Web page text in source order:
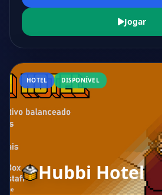
Jogar
HOTEL DISPONÍVEL
Hubbi Hotel